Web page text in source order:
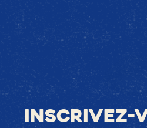
Inscrivez-